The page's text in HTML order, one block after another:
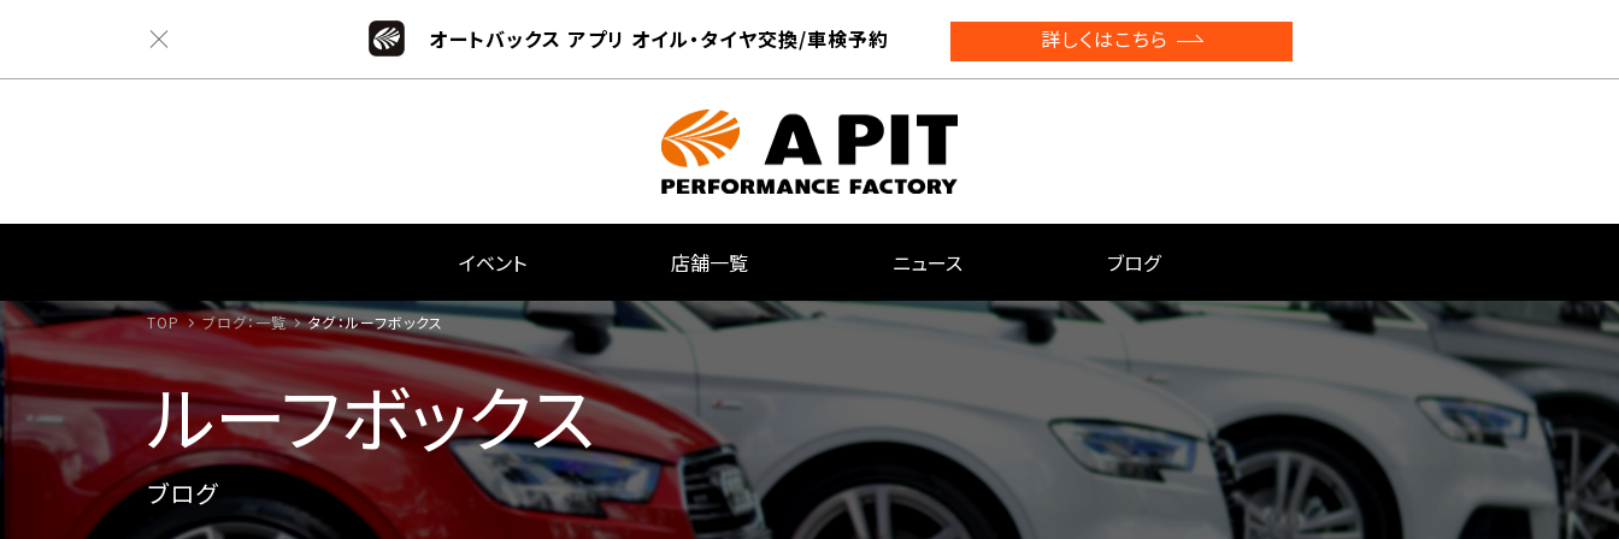
オートバックス アプリ オイル・タイヤ交換/車検予約 詳しくはこちら
イベント 店舗一覧 ニュース ブログ
TOP ブログ：一覧 タグ：ルーフボックス
ルーフボックス
ブログ